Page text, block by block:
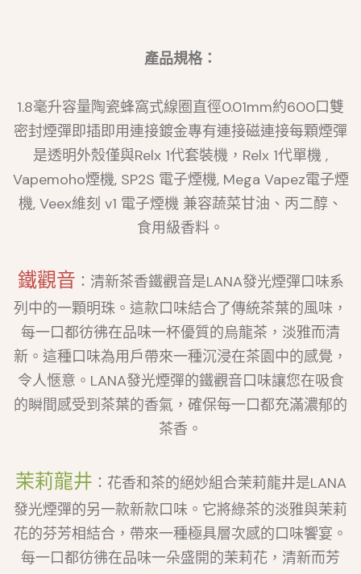
產品規格：
1.8毫升容量陶瓷蜂窩式線圈直徑0.01mm約600口雙
密封煙彈即插即用連接鍍金專有連接磁連接每顆煙彈
是透明外殼僅與Relx 1代套裝機，Relx 1代單機 ,
Vapemoho煙機, SP2S 電子煙機, Mega Vapez電子煙
機, Veex維刻 v1 電子煙機 兼容蔬菜甘油、丙二醇、
食用級香料。
鐵觀音 ：清新茶香鐵觀音是LANA發光煙彈口味系
列中的一顆明珠。這款口味結合了傳統茶葉的風味，
每一口都彷彿在品味一杯優質的烏龍茶，淡雅而清
新。這種口味為用戶帶來一種沉浸在茶園中的感覺，
令人愜意。LANA發光煙彈的鐵觀音口味讓您在吸食
的瞬間感受到茶葉的香氣，確保每一口都充滿濃郁的
茶香。
茉莉龍井 ：花香和茶的絕妙組合茉莉龍井是LANA
發光煙彈的另一款新款口味。它將綠茶的淡雅與茉莉
花的芬芳相結合，帶來一種極具層次感的口味饗宴。
每一口都彷彿在品味一朵盛開的茉莉花，清新而芳